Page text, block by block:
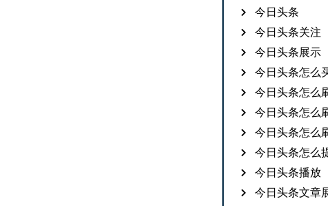
今日头条
今日头条关注
今日头条展示
今日头条怎么
今日头条怎么
今日头条怎么
今日头条怎么
今日头条怎么
今日头条播放
今日头条文章